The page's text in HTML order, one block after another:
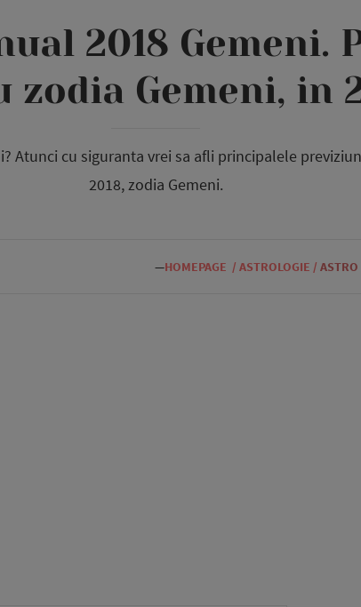
2018 Gemeni.
zodia Gemeni, in
Atunci cu siguranta vrei sa afli principalele
2018, zodia Gemeni.
—HOMEPAGE / ASTROLOGIE /